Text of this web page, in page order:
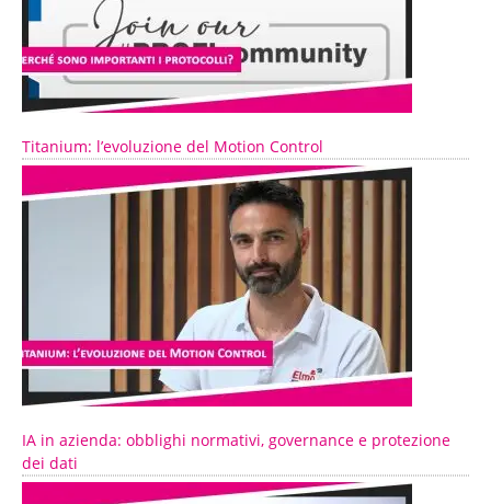
Titanium: l’evoluzione del Motion Control
IA in azienda: obblighi normativi, governance e protezione
dei dati